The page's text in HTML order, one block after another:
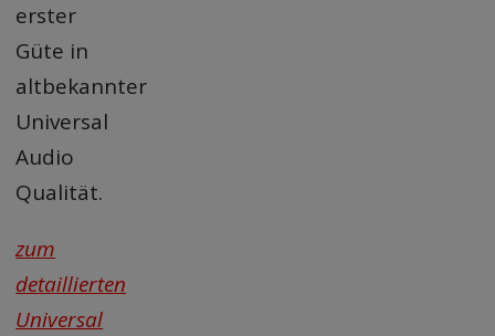
erster
Güte in
altbekannter
Universal
Audio
Qualität.
zum
detaillierten
Universal